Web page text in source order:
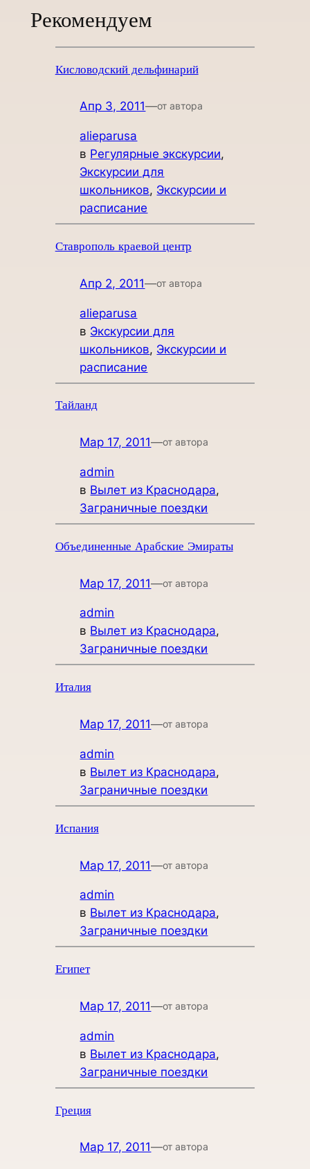
Рекомендуем
Кисловодский дельфинарий
Апр 3, 2011—от автора
alieparusa
в Регулярные экскурсии
Экскурсии для
школьников, Экскурсии и
расписание
Ставрополь краевой центр
Апр 2, 2011—от автора
alieparusa
в Экскурсии для
школьников, Экскурсии и
расписание
Тайланд
Мар 17, 2011—от автора
admin
в Вылет из Краснодара
Заграничные поездки
Объединенные Арабские Эмираты
Мар 17, 2011—от автора
admin
в Вылет из Краснодара
Заграничные поездки
Италия
Мар 17, 2011—от автора
admin
в Вылет из Краснодара
Заграничные поездки
Испания
Мар 17, 2011—от автора
admin
в Вылет из Краснодара
Заграничные поездки
Египет
Мар 17, 2011—от автора
admin
в Вылет из Краснодара
Заграничные поездки
Греция
Мар 17, 2011—от автора